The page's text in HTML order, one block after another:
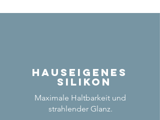
Hauseigenes
Silikon
Maximale Haltbarkeit und
strahlender Glanz.